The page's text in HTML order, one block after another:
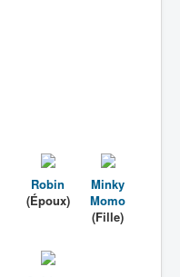
Robin
(Époux)
Minky
Momo
(Fille)